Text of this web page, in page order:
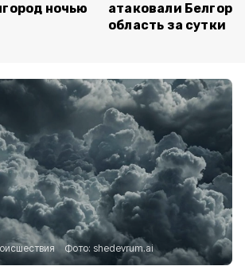
ночью
атаковали
область за сутки
Фото: shedevrum.ai